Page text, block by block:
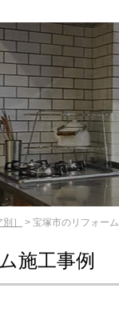
］ > 宝塚市のリフォー
施工事例